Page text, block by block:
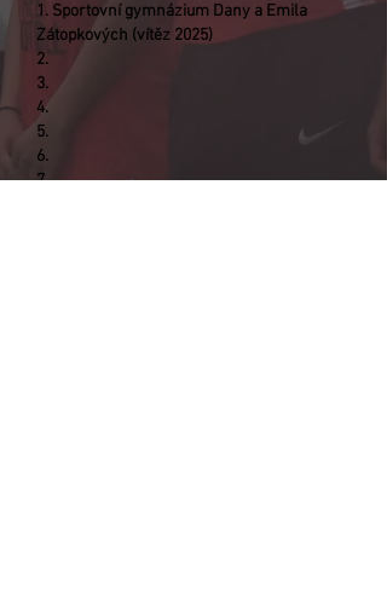
1. Sportovní gymnázium Dany a Emila
Zátopkových (vítěz 2025)
2.
3.
4.
5.
6.
7.